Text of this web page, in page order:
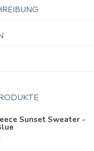
Sunset Sweater -